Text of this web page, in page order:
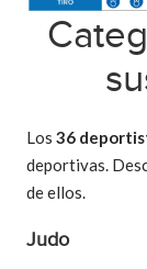
Los 36
deportivas.
de ellos.
Judo